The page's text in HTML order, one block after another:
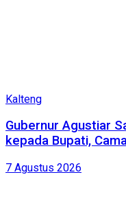
Kalteng
Gubernur Agustiar
kepada Bupati,
7 Agustus 2026